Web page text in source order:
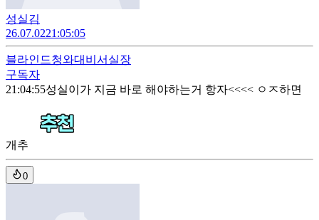
성실김
26.07.0221:05:05
블라인드청와대비서실장
구독자
21:04:55성실이가 지금 바로 해야하는거 항자<<<< ㅇㅈ하면
개추
0